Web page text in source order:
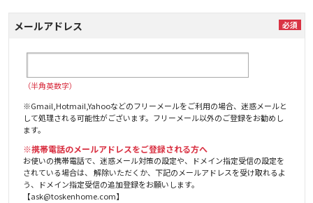
メールアドレス
（半角英数字）
※Gmail,Hotmail,Yahooなどのフリーメールをご利用の場合、迷惑メールと
して処理される可能性がございます。フリーメール以外のご登録をお勧めし
ます。
※携帯電話のメールアドレスをご登録される方へ
お使いの携帯電話で、迷惑メール対策の設定や、ドメイン指定受信の設定を
されている場合は、 解除いただくか、下記のメールアドレスを受け取れるよ
う、ドメイン指定受信の追加登録をお願いします。
【ask@toskenhome.com】